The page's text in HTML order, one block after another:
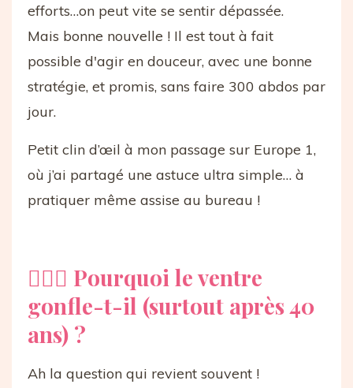
efforts…on peut vite se sentir dépassée.
Mais bonne nouvelle ! Il est tout à fait
possible d'agir en douceur, avec une bonne
stratégie, et promis, sans faire 300 abdos par
jour.
Petit clin d’œil à mon passage sur Europe 1,
où j’ai partagé une astuce ultra simple… à
pratiquer même assise au bureau !
🤷🏻‍♀️ Pourquoi le ventre
gonfle-t-il (surtout après 40
ans) ?
Ah la question qui revient souvent !